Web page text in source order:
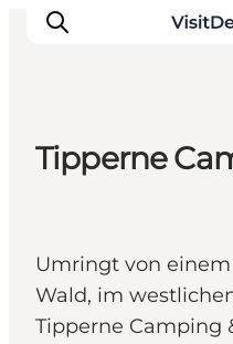
Erlebnisse
Unterkünfte
Reiseplanung
Tipperne
Umringt von
Wald, im
Tipperne Camping